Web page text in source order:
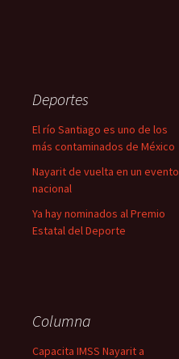
Deportes
El río Santiago es uno de los
más contaminados de México
Nayarit de vuelta en un evento
nacional
Ya hay nominados al Premio
Estatal del Deporte
Columna
Capacita IMSS Nayarit a